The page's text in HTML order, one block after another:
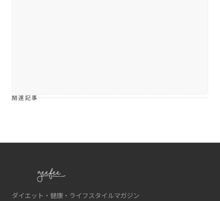
関連記事
ダイエット・健康・ライフスタイルマガジン